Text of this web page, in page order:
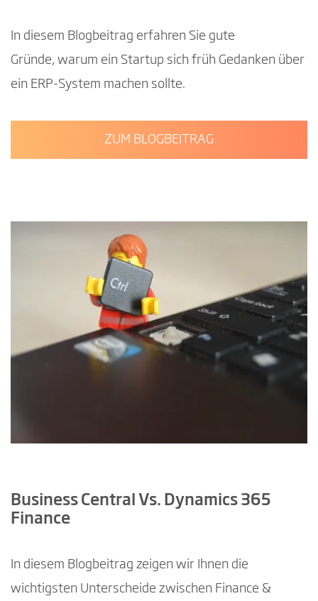
In diesem Blogbeitrag erfahren Sie gute
Gründe, warum ein Startup sich früh Gedanken über
ein ERP-System machen sollte.
ZUM BLOGBEITRAG
Business Central Vs. Dynamics 365
Finance
In diesem Blogbeitrag zeigen wir Ihnen die
wichtigsten Unterscheide zwischen Finance &